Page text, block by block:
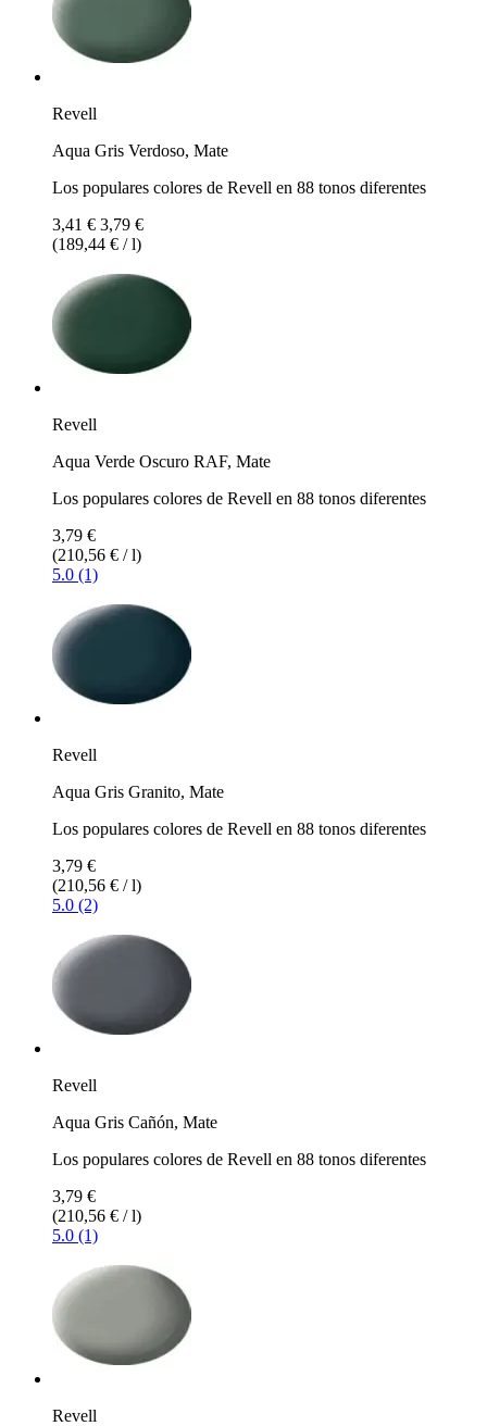
Revell
Aqua Gris Verdoso, Mate
Los populares colores de Revell en 88 tonos diferentes
3,41 € 3,79 €
(189,44 € / l)
Revell
Aqua Verde Oscuro RAF, Mate
Los populares colores de Revell en 88 tonos diferentes
3,79 €
(210,56 € / l)
5.0 (1)
Revell
Aqua Gris Granito, Mate
Los populares colores de Revell en 88 tonos diferentes
3,79 €
(210,56 € / l)
5.0 (2)
Revell
Aqua Gris Cañón, Mate
Los populares colores de Revell en 88 tonos diferentes
3,79 €
(210,56 € / l)
5.0 (1)
Revell